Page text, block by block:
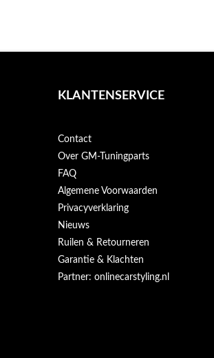
KLANTENSERVICE
Contact
Over GM-Tuningparts
FAQ
Algemene Voorwaarden
Privacyverklaring
Nieuws
Ruilen & Retourneren
Garantie & Klachten
Partner: onlinecarstyling.nl